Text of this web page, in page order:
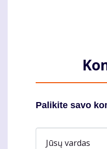
Palikite savo
Jūsų vardas